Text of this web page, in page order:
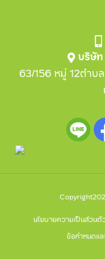
บริษัท
63/156 หมู่ 12ตำบ
นโยบายความเป็นส่วนตั
ข้อกำหนดแล